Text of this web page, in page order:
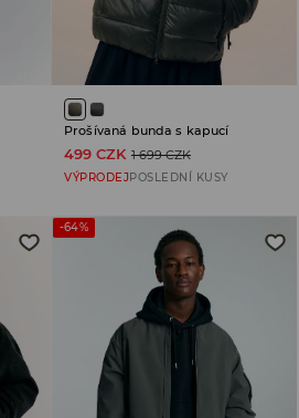
Prošívaná bunda s kapucí
499 CZK 1 699 CZK
VÝPRODEJ POSLEDNÍ KUSY
-64%